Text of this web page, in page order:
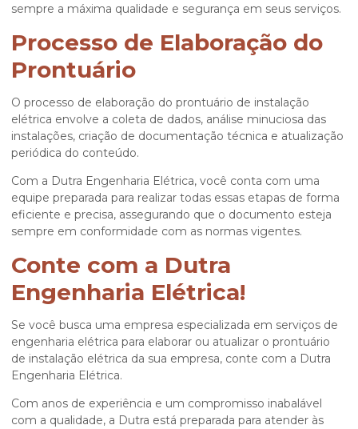
sempre a máxima qualidade e segurança em seus serviços.
Processo de Elaboração do
Prontuário
O processo de elaboração do prontuário de instalação
elétrica envolve a coleta de dados, análise minuciosa das
instalações, criação de documentação técnica e atualização
periódica do conteúdo.
Com a Dutra Engenharia Elétrica, você conta com uma
equipe preparada para realizar todas essas etapas de forma
eficiente e precisa, assegurando que o documento esteja
sempre em conformidade com as normas vigentes.
Conte com a Dutra
Engenharia Elétrica!
Se você busca uma empresa especializada em serviços de
engenharia elétrica para elaborar ou atualizar o prontuário
de instalação elétrica da sua empresa, conte com a Dutra
Engenharia Elétrica.
Com anos de experiência e um compromisso inabalável
com a qualidade, a Dutra está preparada para atender às